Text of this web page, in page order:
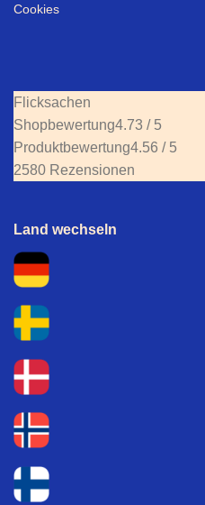
Cookies
Flicksachen
Shopbewertung4.73 / 5
Produktbewertung4.56 / 5
2580 Rezensionen
Land wechseln